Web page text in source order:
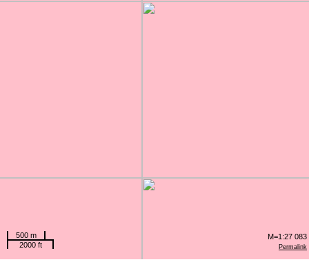
Permalink
500 m
2000 ft
M=1:27 083